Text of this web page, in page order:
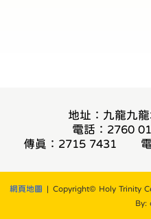
地址：九龍九
電話：2760
傳真：2715 7431
網頁地圖 | Copyright© Holy Trinity
By: